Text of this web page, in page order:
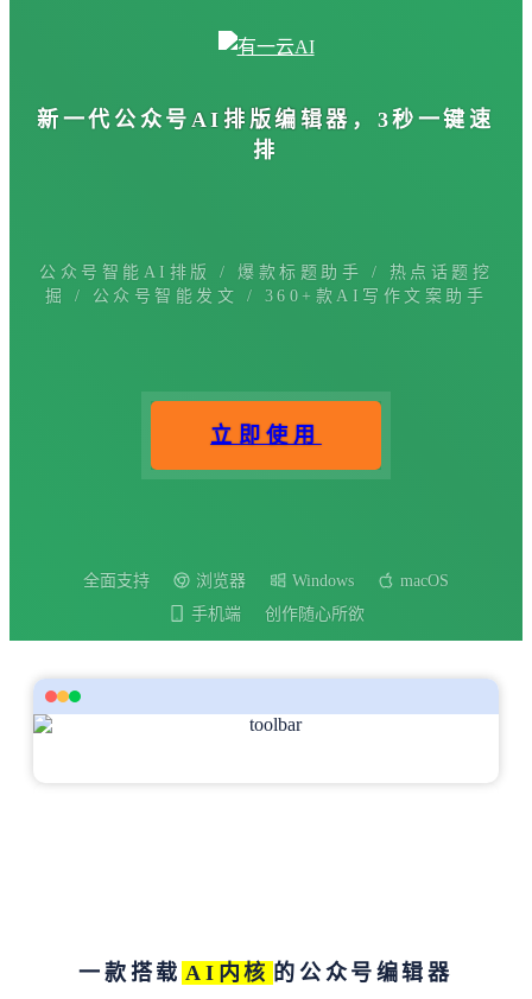
新一代公众号 AI排版编辑器 ，3秒一键速
排
公众号智能AI排版 / 爆款标题助手 / 热点话题挖
掘 / 公众号智能发文 / 360+款AI写作文案助手
立即使用
全面支持 浏览器 Windows
macOS
手机端
创作随心所欲
一款搭载 AI内核 的公众号编辑器